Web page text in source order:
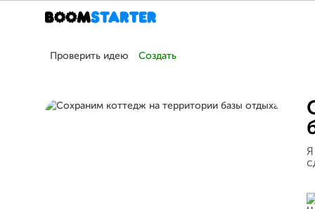
Проверить идею Создать
Я